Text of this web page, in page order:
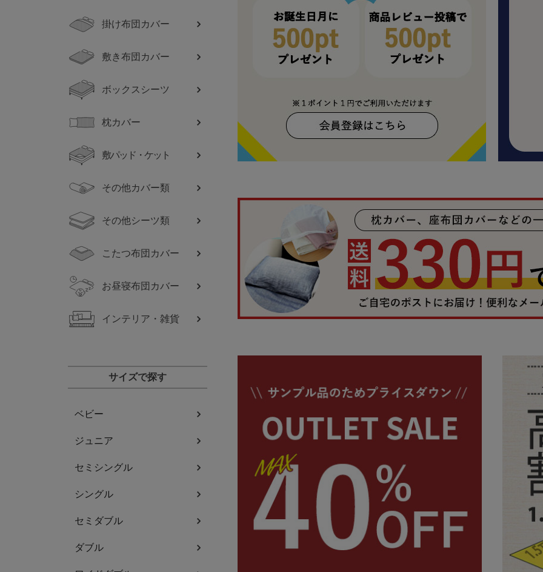
掛け布団カバー
敷き布団カバー
ボックスシーツ
枕カバー
敷パッド・ケット
その他カバー類
その他シーツ類
こたつ布団カバー
お昼寝布団カバー
インテリア・雑貨
サイズで探す
ベビー
ジュニア
セミシングル
シングル
セミダブル
ダブル